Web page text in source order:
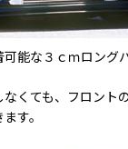
能な３ｃｍロング
くても、フロント
す。